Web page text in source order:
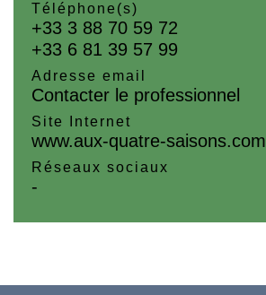
Téléphone(s)
+33 3 88 70 59 72
+33 6 81 39 57 99
Adresse email
Contacter le professionnel
Site Internet
www.aux-quatre-saisons.com
Réseaux sociaux
-